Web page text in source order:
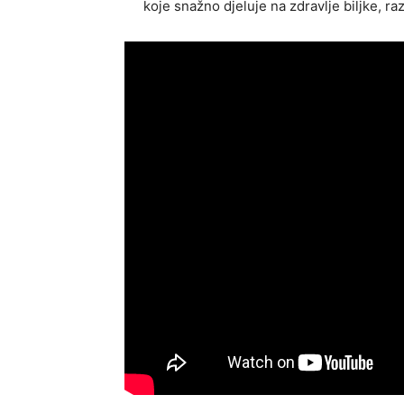
koje snažno djeluje na zdravlje biljke,